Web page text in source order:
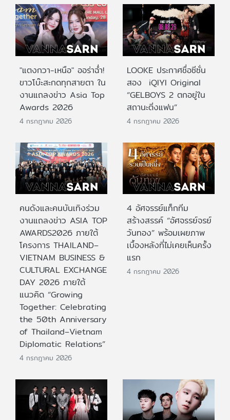
"แตงกวา-เหนือ" ออร่าฉ่ำ!
ขาวโบ๊ะสะกดทุกสายตา ใน
งานแถลงข่าว Asia Top
Awards 2026
4 กรกฎาคม 2026
LOOKE ประกาศชื่อซีซั่น
สอง iQIYI Original
“GELBOYS 2 ตกอยู่ใน
สถานะติ่งแฟน”
4 กรกฎาคม 2026
คนดังและคนบันเทิงร่วม
งานแถลงข่าว ASIA TOP
AWARDS2026 ภายใต้
โครงการ THAILAND–
VIETNAM BUSINESS &
CULTURAL EXCHANGE
DAY 2026 ภายใต้
แนวคิด “Growing
Together: Celebrating
the 50th Anniversary
of Thailand–Vietnam
Diplomatic Relations”
4 กรกฎาคม 2026
4 อัศจรรย์แท็กทีม
สร้างสรรค์ “อัศจรรย์จรย์
วันทอง” พร้อมเผยภาพ
เบื้องหลังที่ไม่เคยเห็นครั้ง
แรก
4 กรกฎาคม 2026